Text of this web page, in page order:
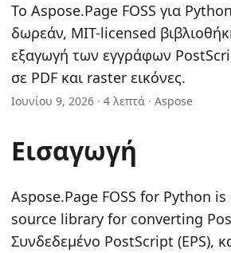
o
n
Το Aspose.Page FOSS για
δωρεάν, MIT-licensed
εξαγωγή των εγγράφων
σε PDF και raster εικόνες.
Ιουνίου 9, 2026 · 4 λεπτά · Aspose
Εισαγωγή
Aspose.Page FOSS for Python
source library for converting
Συνδεδεμένο PostScript (EPS),